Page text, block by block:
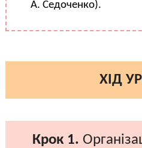
А. Седоченко).
ХІД
Крок 1.